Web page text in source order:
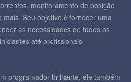
monitoramento de posição
mais. Seu objetivo é fornecer uma
às necessidades de todos os
até profissionais
programador brilhante, ele também